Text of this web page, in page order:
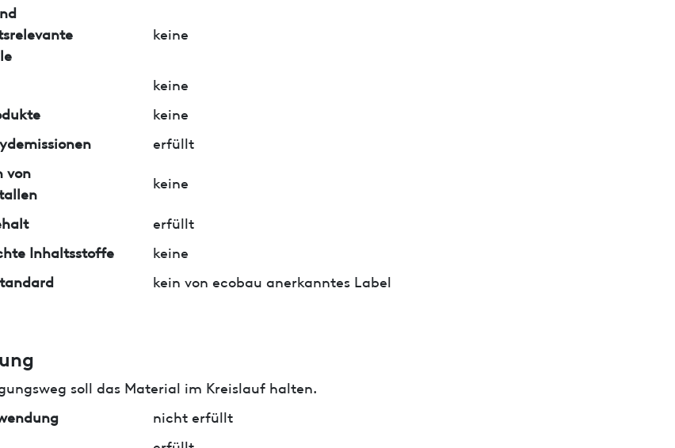
keine
keine
keine
erfüllt
von
keine
erfüllt
Inhaltsstoffe
keine
kein von ecobau anerkanntes Label
soll das Material im Kreislauf halten.
nicht erfüllt